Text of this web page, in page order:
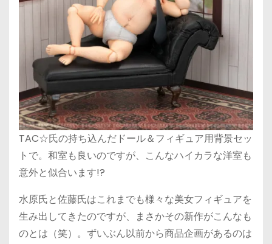
TAC☆氏の持ち込んだドール＆フィギュア用背景セッ
トで。和室も良いのですが、こんなハイカラな洋室も
意外と似合います!?
水原氏と佐藤氏はこれまでも様々な美女フィギュアを
生み出してきたのですが、まさかその新作がこんなも
のとは（笑）。ずいぶん以前から商品企画があるのは